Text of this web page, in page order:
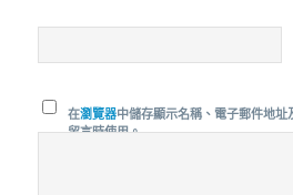
在瀏覽器中儲存顯示名稱、電子郵件地
留言時使用。